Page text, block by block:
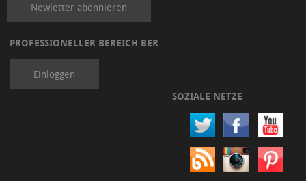
Newletter abonnieren
PROFESSIONELLER BEREICH BER
Einloggen
SOZIALE NETZE